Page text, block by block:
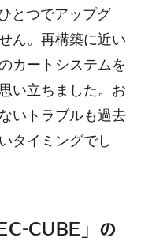
とつでアップグ
ん。再構築に近い
カートシステムを
い立ちました。お
いトラブルも過去
タイミングでし
CUBE」の